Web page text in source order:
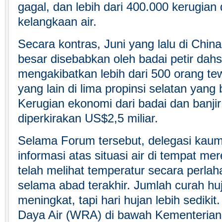
gagal, dan lebih dari 400.000 kerugian
kelangkaan air.
Secara kontras, Juni yang lalu di
besar disebabkan oleh badai petir
mengakibatkan lebih dari 500 orang
yang lain di lima propinsi selatan yang
Kerugian ekonomi dari badai dan
diperkirakan US$2,5 miliar.
Selama Forum tersebut, delegasi
informasi atas situasi air di tempat
telah melihat temperatur secara
selama abad terakhir. Jumlah curah
meningkat, tapi hari hujan lebih
Daya Air (WRA) di bawah